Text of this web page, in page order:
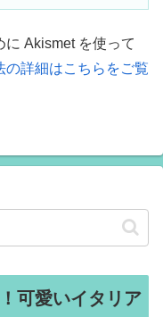
Akismet を使って
の詳細はこちらをご覧
可愛いイタリア